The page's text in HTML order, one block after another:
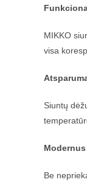
MIKKO
visa
Siuntų
Be